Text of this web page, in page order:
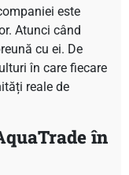
este
Atunci când
cu ei. De
în care fiecare
reale de
în